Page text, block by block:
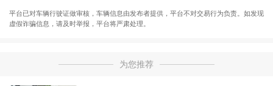
平台已对车辆行驶证做审核，车辆信息由发布者提供，平台不对交易行为负责。如发现
虚假诈骗信息，请及时举报，平台将严肃处理。
为您推荐